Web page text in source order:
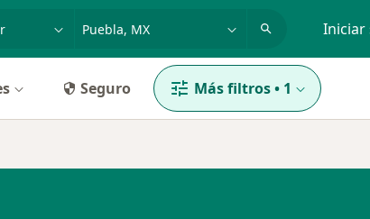
Iniciar
Seguro Más filtros• 1